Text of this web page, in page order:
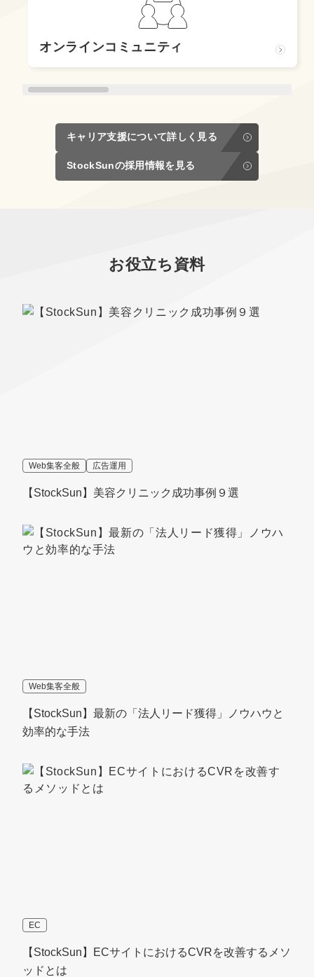
オンラインコミュニティ
キャリア支援について詳しく見る
StockSunの採用情報を見る
お役立ち資料
Web集客全般 広告運用
【StockSun】美容クリニック成功事例９選
Web集客全般
【StockSun】最新の「法人リード獲得」ノウハウと
効率的な手法
EC
【StockSun】ECサイトにおけるCVRを改善するメソ
ッドとは